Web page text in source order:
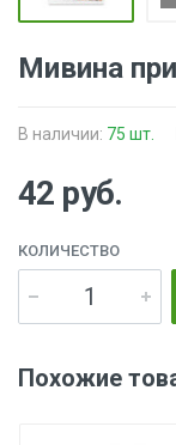
Мивина
В наличии: 75 шт.
42 руб.
КОЛИЧЕСТВО
Похожие